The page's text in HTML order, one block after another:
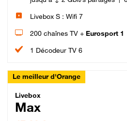
Livebox S : Wifi 7
200 chaînes TV + Eurosport 1
1 Décodeur TV 6
Le meilleur d'Orange
Livebox Max Fibre
Livebox
Max
47,99 € par mois pendant 12 mois puis